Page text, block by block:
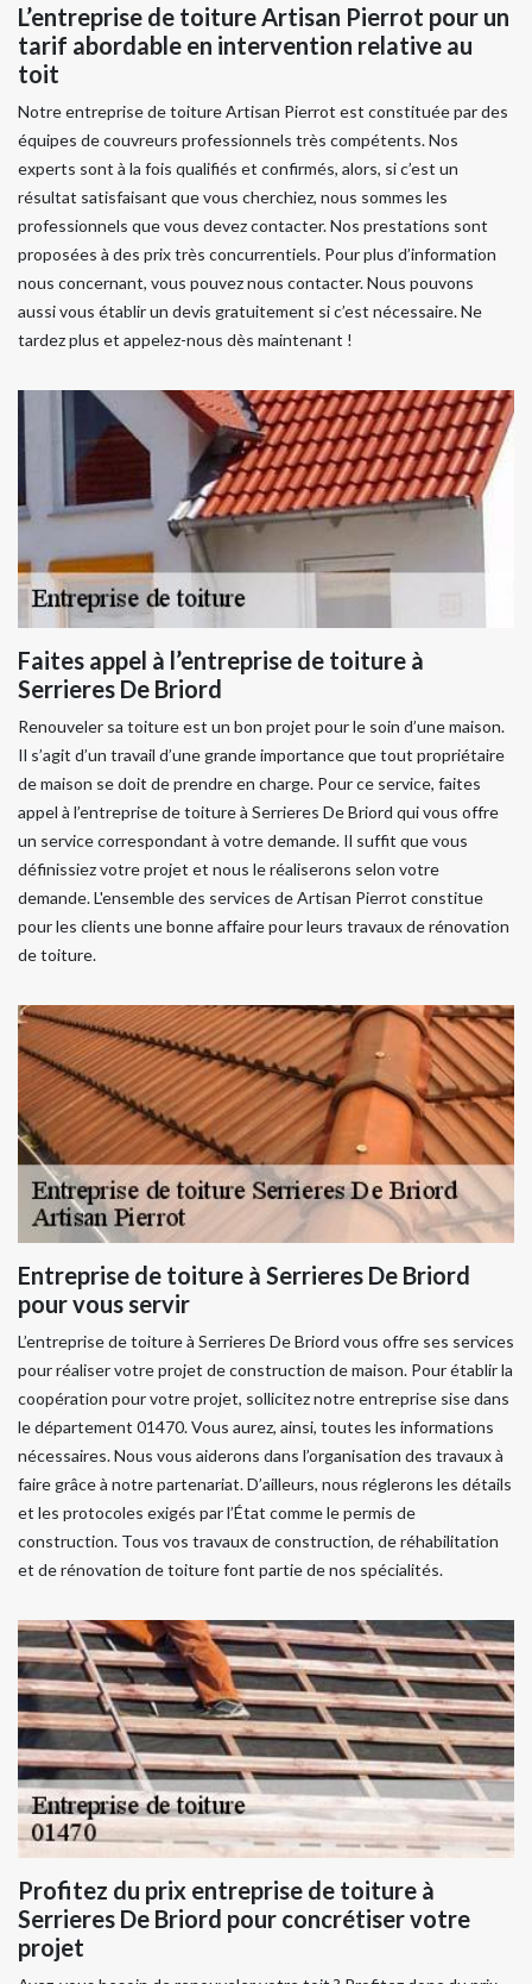
L’entreprise de toiture Artisan Pierrot pour un
tarif abordable en intervention relative au
toit
Notre entreprise de toiture Artisan Pierrot est constituée par des
équipes de couvreurs professionnels très compétents. Nos
experts sont à la fois qualifiés et confirmés, alors, si c’est un
résultat satisfaisant que vous cherchiez, nous sommes les
professionnels que vous devez contacter. Nos prestations sont
proposées à des prix très concurrentiels. Pour plus d’information
nous concernant, vous pouvez nous contacter. Nous pouvons
aussi vous établir un devis gratuitement si c’est nécessaire. Ne
tardez plus et appelez-nous dès maintenant !
Faites appel à l’entreprise de toiture à
Serrieres De Briord
Renouveler sa toiture est un bon projet pour le soin d’une maison.
Il s’agit d’un travail d’une grande importance que tout propriétaire
de maison se doit de prendre en charge. Pour ce service, faites
appel à l’entreprise de toiture à Serrieres De Briord qui vous offre
un service correspondant à votre demande. Il suffit que vous
définissiez votre projet et nous le réaliserons selon votre
demande. L'ensemble des services de Artisan Pierrot constitue
pour les clients une bonne affaire pour leurs travaux de rénovation
de toiture.
Entreprise de toiture à Serrieres De Briord
pour vous servir
L’entreprise de toiture à Serrieres De Briord vous offre ses services
pour réaliser votre projet de construction de maison. Pour établir la
coopération pour votre projet, sollicitez notre entreprise sise dans
le département 01470. Vous aurez, ainsi, toutes les informations
nécessaires. Nous vous aiderons dans l’organisation des travaux à
faire grâce à notre partenariat. D’ailleurs, nous réglerons les détails
et les protocoles exigés par l’État comme le permis de
construction. Tous vos travaux de construction, de réhabilitation
et de rénovation de toiture font partie de nos spécialités.
Profitez du prix entreprise de toiture à
Serrieres De Briord pour concrétiser votre
projet